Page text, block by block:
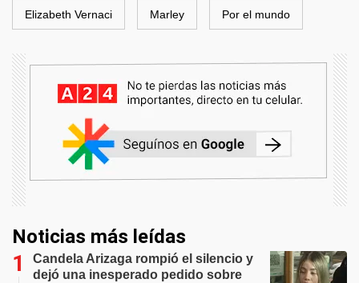
Elizabeth Vernaci Marley Por el mundo
Noticias más leídas
Candela Arizaga rompió el silencio y
dejó una inesperado pedido sobre